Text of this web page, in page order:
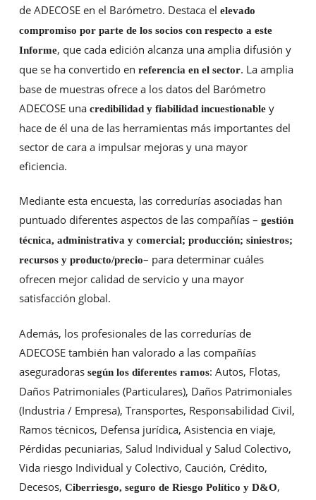
de ADECOSE en el Barómetro. Destaca el elevado
compromiso por parte de los socios con respecto a este
Informe, que cada edición alcanza una amplia difusión y
que se ha convertido en referencia en el sector. La amplia
base de muestras ofrece a los datos del Barómetro
ADECOSE una credibilidad y fiabilidad incuestionable y
hace de él una de las herramientas más importantes del
sector de cara a impulsar mejoras y una mayor
eficiencia.
Mediante esta encuesta, las corredurías asociadas han
puntuado diferentes aspectos de las compañías – gestión
técnica, administrativa y comercial; producción; siniestros;
recursos y producto/precio– para determinar cuáles
ofrecen mejor calidad de servicio y una mayor
satisfacción global.
Además, los profesionales de las corredurías de
ADECOSE también han valorado a las compañías
aseguradoras según los diferentes ramos: Autos, Flotas,
Daños Patrimoniales (Particulares), Daños Patrimoniales
(Industria / Empresa), Transportes, Responsabilidad Civil,
Ramos técnicos, Defensa jurídica, Asistencia en viaje,
Pérdidas pecuniarias, Salud Individual y Salud Colectivo,
Vida riesgo Individual y Colectivo, Caución, Crédito,
Decesos, Ciberriesgo, seguro de Riesgo Político y D&O,